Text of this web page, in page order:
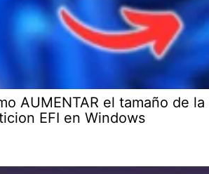
AUMENTAR el tamaño de la
EFI en Windows